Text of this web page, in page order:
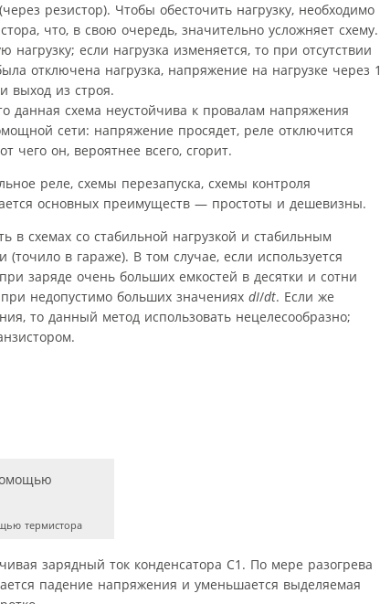
резистор). Чтобы обесточить нагрузку, необходимо
что, в свою очередь, значительно усложняет схему.
если нагрузка изменяется, то при отсутствии
отключена нагрузка, напряжение на нагрузке через 1
выход из строя.
данная схема неустойчива к провалам напряжения
сети: напряжение просядет, реле отключится
чего он, вероятнее всего, сгорит.
реле, схемы перезапуска, схемы контроля
основных преимуществ — простоты и дешевизны.
в схемах со стабильной нагрузкой и стабильным
в гараже). В том случае, если используется
заряде очень больших емкостей в десятки и сотни
недопустимо больших значениях dI/dt. Если же
то данный метод использовать нецелесообразно;
термистора
зарядный ток конденсатора С1. По мере разогрева
падение напряжения и уменьшается выделяемая